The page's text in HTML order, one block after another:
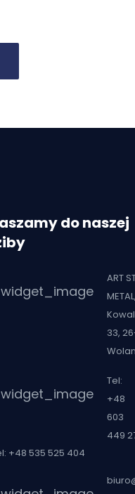
do naszej
ART
METAL,
33,
Tel:
+48
603
449
+48 535 525 404